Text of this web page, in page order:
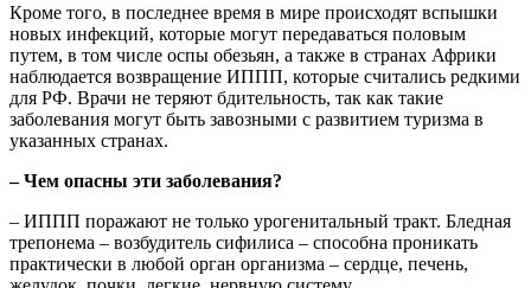
Кроме того, в последнее время в мире происходят вспышки
новых инфекций, которые могут передаваться половым
путем, в том числе оспы обезьян, а также в странах Африки
наблюдается возвращение ИППП, которые считались редкими
для РФ. Врачи не теряют бдительность, так как такие
заболевания могут быть завозными с развитием туризма в
указанных странах.
– Чем опасны эти заболевания?
– ИППП поражают не только урогенитальный тракт. Бледная
трепонема – возбудитель сифилиса – способна проникать
практически в любой орган организма – сердце, печень,